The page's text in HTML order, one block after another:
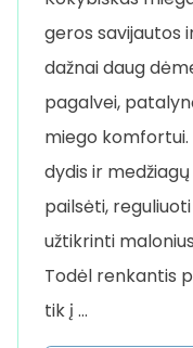
geros savijautos
dažnai daug
pagalvei,
miego
dydis ir
pailsėti,
užtikrinti
Todėl renkantis
tik į …